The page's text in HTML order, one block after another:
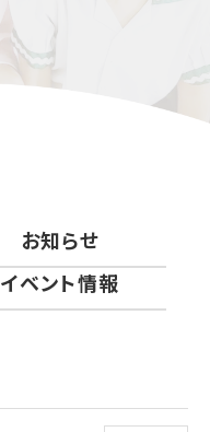
お知らせ
イベント情報